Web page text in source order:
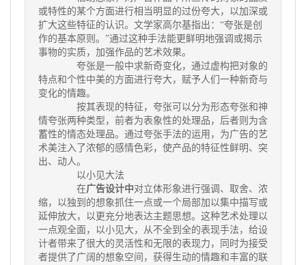
或特性的某个方面进行相当明显的过份夸大，以加深或
扩大这些特征的认识。文学家高尔基指出：“夸张是创
作的基本原则。”通过这种手法能更鲜明地强调或揭示
事物的实质，加强作品的艺术效果。
夸张是一般中求新奇变化，通过虚构把对象的
特点和个性中美的方面进行夸大，赋予人们一种新奇与
变化的情趣。
按其表现的特征，夸张可以分为形态夸张和神
情夸张两种类型，前者为表象性的处理品，后者则为含
蓄性的情态处理品。通过夸张手法的运用，为广告的艺
术美注入了浓郁的感情色彩，使产品的特征性鲜明、突
出、动人。
以小见大法
在广告设计中对立体形象进行强调、取舍、浓
缩，以独到的想象抓住一点或一个局部加以集中描写或
延伸放大，以更充分地表达主题思想。这种艺术处理以
一点观全面，以小见大，从不全到全的表现手法，给设
计者带来了很大的灵活性和无限的表现力，同时为接受
者提供了广阔的想象空间，获得生动的情趣和丰富的联